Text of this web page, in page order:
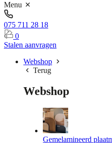
Menu
075 711 28 18
0
Stalen aanvragen
Webshop
Terug
Webshop
Gemelamineerd